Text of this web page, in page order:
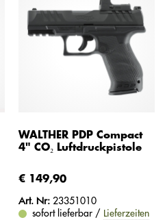
WALTHER PDP Compact
4" CO₂ Luftdruckpistole
€ 149,90
Art. Nr: 23351010
sofort lieferbar / Lieferzeiten